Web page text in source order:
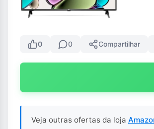
0 0 Compartilhar
Veja outras ofertas da loja